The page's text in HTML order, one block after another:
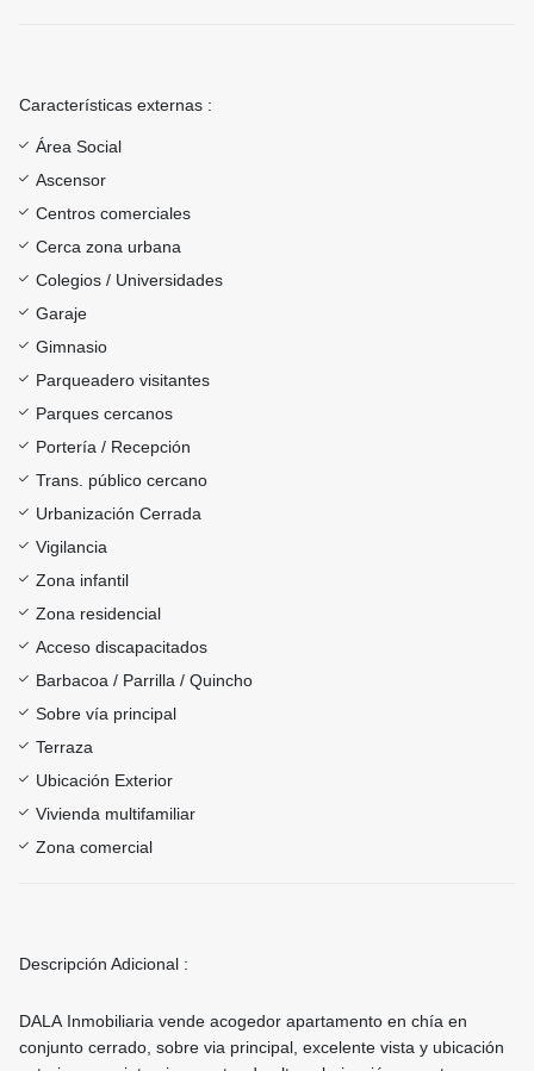
Características externas :
Área Social
Ascensor
Centros comerciales
Cerca zona urbana
Colegios / Universidades
Garaje
Gimnasio
Parqueadero visitantes
Parques cercanos
Portería / Recepción
Trans. público cercano
Urbanización Cerrada
Vigilancia
Zona infantil
Zona residencial
Acceso discapacitados
Barbacoa / Parrilla / Quincho
Sobre vía principal
Terraza
Ubicación Exterior
Vivienda multifamiliar
Zona comercial
Descripción Adicional :
DALA Inmobiliaria vende acogedor apartamento en chía en
conjunto cerrado, sobre via principal, excelente vista y ubicación